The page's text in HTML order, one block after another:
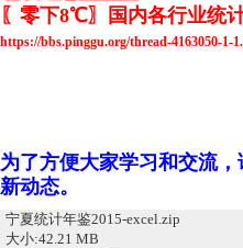
〖零下8℃〗国内各行业统
https://bbs.pinggu.org/thread-4163050-1-
为了方便大家学习和交流
新动态。
宁夏统计年鉴2015-excel.zip
大小:42.21 MB